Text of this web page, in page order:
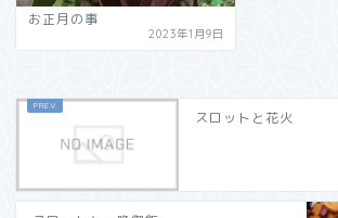
お正月の事
2023年1月9日
スロットと花火